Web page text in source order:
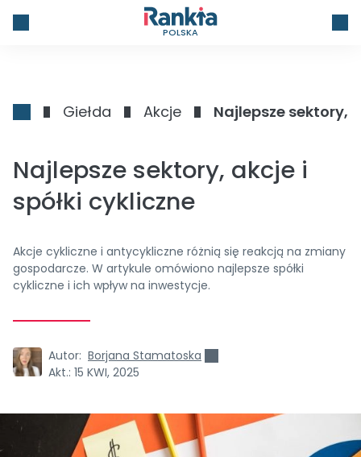
POLSKA
Giełda Akcje Najlepsze sektory,
Najlepsze sektory, akcje i
spółki cykliczne
Akcje cykliczne i antycykliczne różnią się reakcją na zmiany
gospodarcze. W artykule omówiono najlepsze spółki
cykliczne i ich wpływ na inwestycje.
Autor: Borjana Stamatoska
Akt.: 15 KWI, 2025